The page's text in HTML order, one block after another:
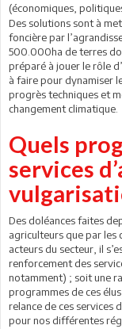
(économiques,
Des solutions sont à
foncière par
500.000ha de terres
préparé à jouer le rôle
à faire pour dynamiser
progrès techniques et
changement climatique.
Quels
services
Des doléances faites
agriculteurs que par les
acteurs du secteur, il
renforcement des
notamment) ; soit une
programmes de ces
relance de ces services
pour nos différentes